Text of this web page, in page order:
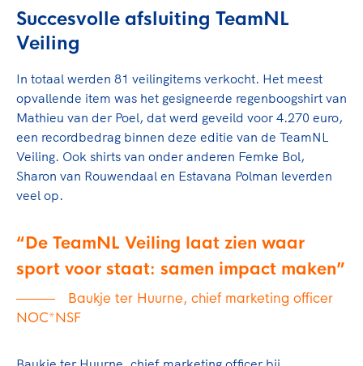
Succesvolle afsluiting TeamNL
Veiling
In totaal werden 81 veilingitems verkocht. Het meest
opvallende item was het gesigneerde regenboogshirt van
Mathieu van der Poel, dat werd geveild voor 4.270 euro,
een recordbedrag binnen deze editie van de TeamNL
Veiling. Ook shirts van onder anderen Femke Bol,
Sharon van Rouwendaal en Estavana Polman leverden
veel op.
De TeamNL Veiling laat zien waar
sport voor staat: samen impact maken
Baukje ter Huurne, chief marketing officer
NOC*NSF